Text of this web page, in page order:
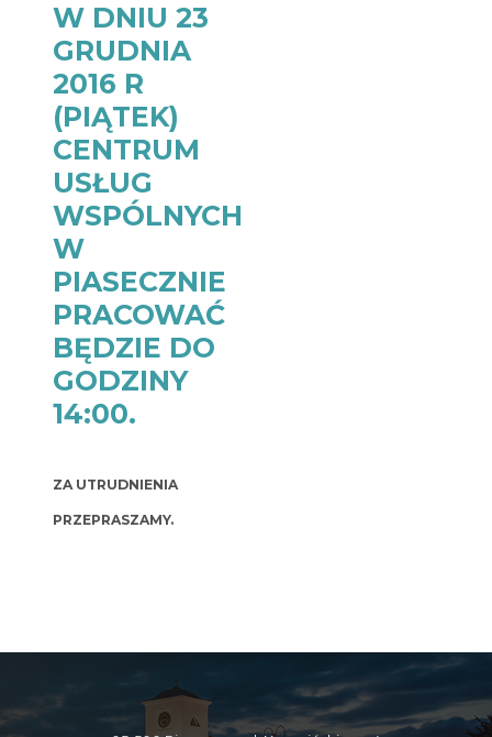
W DNIU 23
GRUDNIA
2016 R
(PIĄTEK)
CENTRUM
USŁUG
WSPÓLNYCH
W
PIASECZNIE
PRACOWAĆ
BĘDZIE DO
GODZINY
14:00.
ZA UTRUDNIENIA
PRZEPRASZAMY.